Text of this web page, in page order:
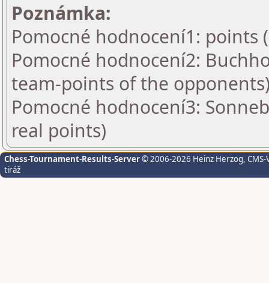
Poznámka:
Pomocné hodnocení1: points
Pomocné hodnocení2:
team-points of the
Pomocné hodnocení3:
real points)
Chess-Tournament-Results-Server© 2006-2026 Heinz Herzog,
tiráž